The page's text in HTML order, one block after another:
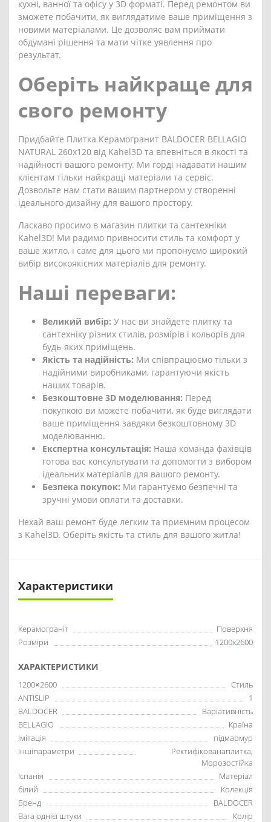
кухні, ванної та офісу у 3D форматі. Перед ремонтом ви
зможете побачити, як виглядатиме ваше приміщення з
новими матеріалами. Це дозволяє вам приймати
обдумані рішення та мати чітке уявлення про
результат.
Оберіть найкраще для
свого ремонту
Придбайте Плитка Керамогранит BALDOCER BELLAGIO
NATURAL 260x120 від Kahel3D та впевніться в якості та
надійності вашого ремонту. Ми горді надавати нашим
клієнтам тільки найкращі матеріали та сервіс.
Дозвольте нам стати вашим партнером у створенні
ідеального дизайну для вашого простору.
Ласкаво просимо в магазин плитки та сантехніки
Kahel3D! Ми радимо привносити стиль та комфорт у
ваше житло, і саме для цього ми пропонуємо широкий
вибір високоякісних матеріалів для ремонту.
Наші переваги:
Великий вибір: У нас ви знайдете плитку та
сантехніку різних стилів, розмірів і кольорів для
будь-яких приміщень.
Якість та надійність: Ми співпрацюємо тільки з
надійними виробниками, гарантуючи якість
наших товарів.
Безкоштовне 3D моделювання: Перед
покупкою ви можете побачити, як буде виглядати
ваше приміщення завдяки безкоштовному 3D
моделюванню.
Експертна консультація: Наша команда фахівців
готова вас консультувати та допомогти з вибором
ідеальних матеріалів для вашого ремонту.
Безпека покупок: Ми гарантуємо безпечні та
зручні умови оплати та доставки.
Нехай ваш ремонт буде легким та приємним процесом
з Kahel3D. Оберіть якість та стиль для вашого житла!
Характеристики
Керамограніт
Поверхня
Розміри
1200x2600
ХАРАКТЕРИСТИКИ
1200×2600
Стиль
ANTISLIP
1
BALDOCER
Варіативність
BELLAGIO
Країна
Імітація
підмармур
Іншіпараметри
Ректифікованаплитка,
Морозостійка
Іспанія
Матеріал
білий
Колекція
Бренд
BALDOCER
Вага однієї штуки
Колір